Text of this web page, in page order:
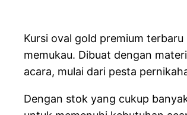
Kursi oval gold premium
memukau. Dibuat dengan
acara, mulai dari pesta
Dengan stok yang cukup